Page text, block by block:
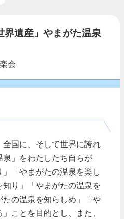
界遺産」やまがた温泉
会
国に、そして世界に誇れ
」をわたしたち自らが
」「やまがたの温泉を楽し
り」「やまがたの温泉を
の温泉を知らしめ」「や
ことを目的とし、また、